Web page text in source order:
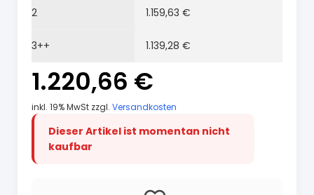
2 1.159,63 €
3++ 1.139,28 €
1.220,66 €
inkl. 19% MwSt zzgl. Versandkosten
Dieser Artikel ist momentan nicht
kaufbar